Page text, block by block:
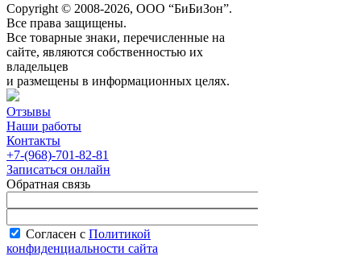
Copyright © 2008-2026, ООО “БиБиЗон”.
Все права защищены.
Все товарные знаки, перечисленные на
сайте, являются собственностью их
владельцев
и размещены в информационных целях.
Отзывы
Наши работы
Контакты
+7-(968)-701-82-81
Записаться онлайн
Обратная связь
Согласен с Политикой
конфиденциальности сайта